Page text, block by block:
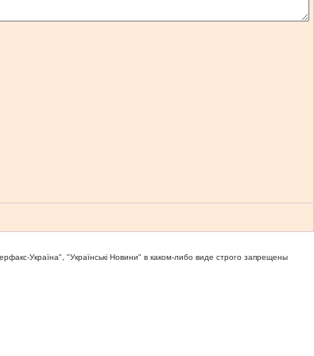
Україна", "Українськi Новини" в каком-либо виде строго запрещены